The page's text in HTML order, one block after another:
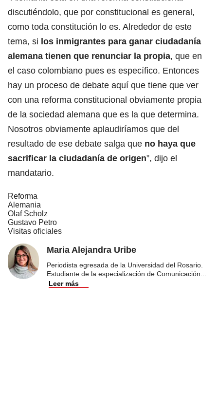
discutiéndolo, que por constitucional es general,
como toda constitución lo es. Alrededor de este
tema, si los inmigrantes para ganar ciudadanía
alemana tienen que renunciar la propia, que en
el caso colombiano pues es específico. Entonces
hay un proceso de debate aquí que tiene que ver
con una reforma constitucional obviamente propia
de la sociedad alemana que es la que determina.
Nosotros obviamente aplaudiríamos que del
resultado de ese debate salga que no haya que
sacrificar la ciudadanía de origen”, dijo el
mandatario.
Reforma
Alemania
Olaf Scholz
Gustavo Petro
Visitas oficiales
Maria Alejandra Uribe
Periodista egresada de la Universidad del Rosario.
Estudiante de la especialización de Comunicación
Leer más